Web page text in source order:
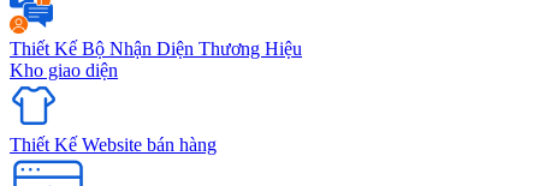
Thiết Kế Bộ Nhận Diện Thương Hiệu
Kho giao diện
Thiết Kế Website bán hàng